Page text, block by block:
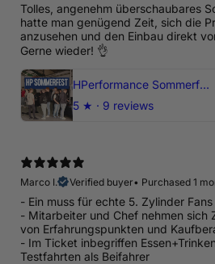
Tolles, angenehm überschaubares
hatte man genügend Zeit, sich die
anzusehen und den Einbau direkt
Gerne wieder! 👌
HPerformance Sommerfest 2026
5 ★ · 9 reviews
Marco I.
Verified buyer• Purchased 1
- Ein muss für echte 5. Zylinder Fans
- Mitarbeiter und Chef nehmen sich
von Erfahrungspunkten und
- Im Ticket inbegriffen
Testfahrten als Beifahrer